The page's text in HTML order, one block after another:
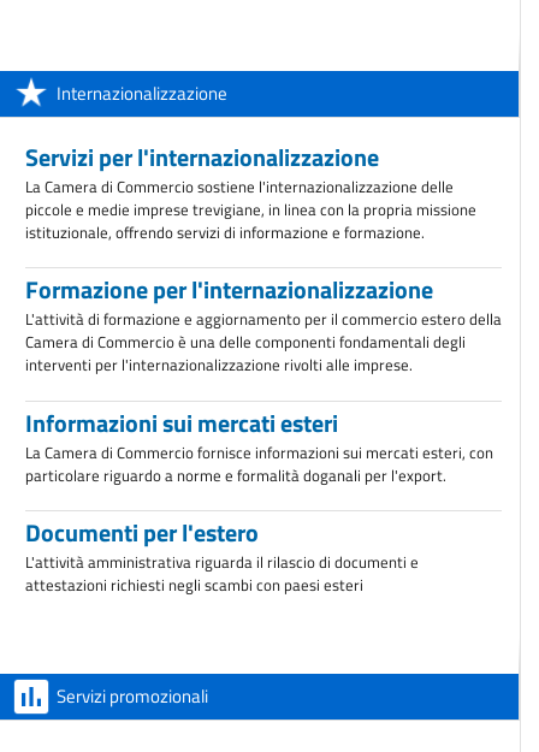
Internazionalizzazione
Servizi per l'internazionalizzazione
La Camera di Commercio sostiene l'internazionalizzazione delle
piccole e medie imprese trevigiane, in linea con la propria missione
istituzionale, offrendo servizi di informazione e formazione.
Formazione per l'internazionalizzazione
L'attività di formazione e aggiornamento per il commercio estero della
Camera di Commercio è una delle componenti fondamentali degli
interventi per l'internazionalizzazione rivolti alle imprese.
Informazioni sui mercati esteri
La Camera di Commercio fornisce informazioni sui mercati esteri, con
particolare riguardo a norme e formalità doganali per l'export.
Documenti per l'estero
L'attività amministrativa riguarda il rilascio di documenti e
attestazioni richiesti negli scambi con paesi esteri
Servizi promozionali